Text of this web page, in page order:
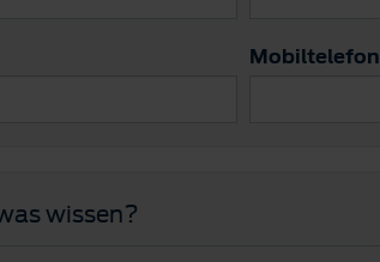
Mobiltelefon
wissen?